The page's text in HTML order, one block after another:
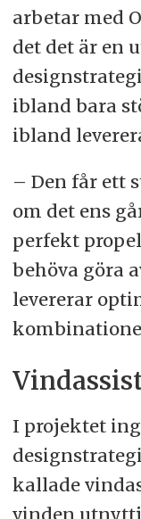
arbetar med
det det är en
ibland bara
ibland
– Den får ett
om det ens
perfekt
behöva göra
levererar
I projektet
kallade
vinden